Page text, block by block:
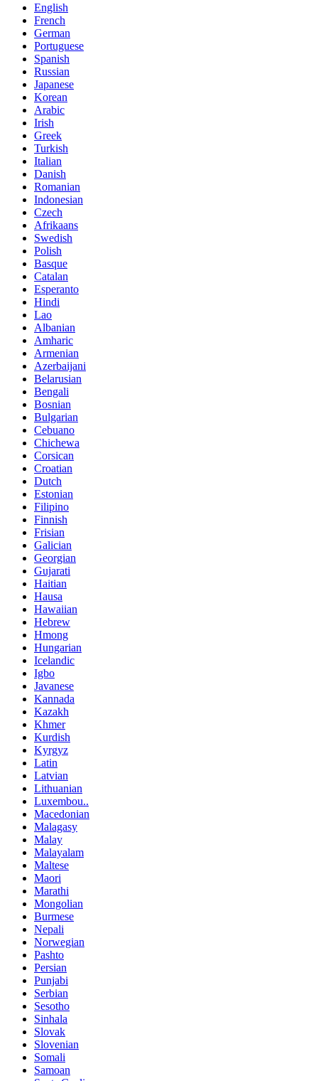
English
French
German
Portuguese
Spanish
Russian
Japanese
Korean
Arabic
Irish
Greek
Turkish
Italian
Danish
Romanian
Indonesian
Czech
Afrikaans
Swedish
Polish
Basque
Catalan
Esperanto
Hindi
Lao
Albanian
Amharic
Armenian
Azerbaijani
Belarusian
Bengali
Bosnian
Bulgarian
Cebuano
Chichewa
Corsican
Croatian
Dutch
Estonian
Filipino
Finnish
Frisian
Galician
Georgian
Gujarati
Haitian
Hausa
Hawaiian
Hebrew
Hmong
Hungarian
Icelandic
Igbo
Javanese
Kannada
Kazakh
Khmer
Kurdish
Kyrgyz
Latin
Latvian
Lithuanian
Luxembou..
Macedonian
Malagasy
Malay
Malayalam
Maltese
Maori
Marathi
Mongolian
Burmese
Nepali
Norwegian
Pashto
Persian
Punjabi
Serbian
Sesotho
Sinhala
Slovak
Slovenian
Somali
Samoan